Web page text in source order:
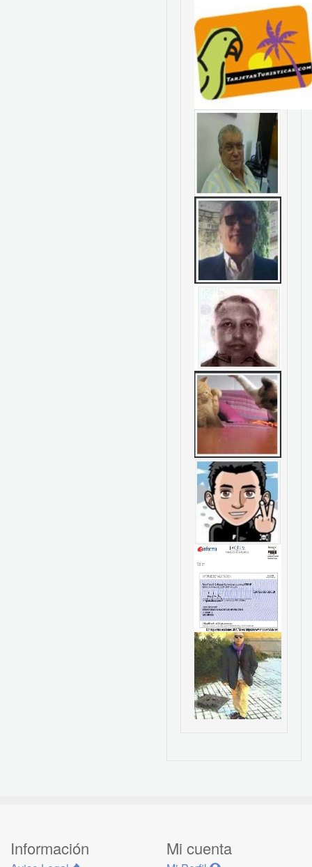
Información Mi cuenta